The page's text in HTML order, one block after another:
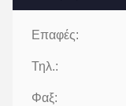
Επαφές:
Τηλ.:
Φαξ: